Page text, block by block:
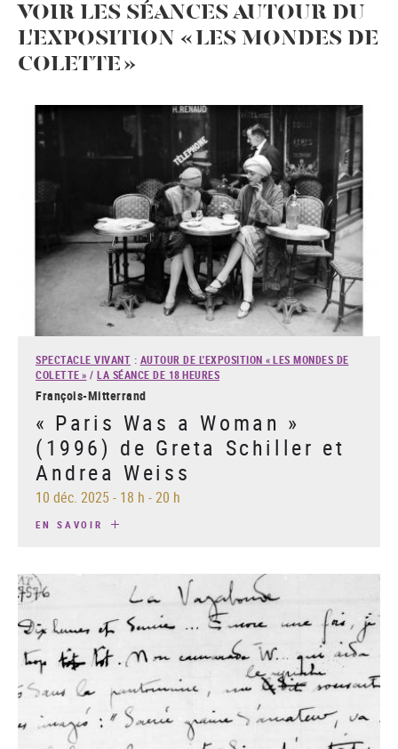
VOIR LES SÉANCES AUTOUR DU
L'EXPOSITION « LES MONDES DE
COLETTE »
SPECTACLE VIVANT : AUTOUR DE L'EXPOSITION « LES MONDES DE
COLETTE » / LA SÉANCE DE 18 HEURES
François-Mitterrand
« Paris Was a Woman »
(1996) de Greta Schiller et
Andrea Weiss
10 déc. 2025- 18 h - 20 h
EN SAVOIR